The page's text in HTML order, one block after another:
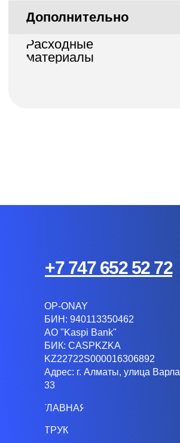
ГЛАВНАЯ
ИНСТРУКЦИИ
OP-ONAY
БИН: 940113350462
АО "Kaspi Bank"
БИК: CASPKZKA
KZ22722S000016306892
Адрес: г. Алматы, улица
33
+7 747 652 52 72